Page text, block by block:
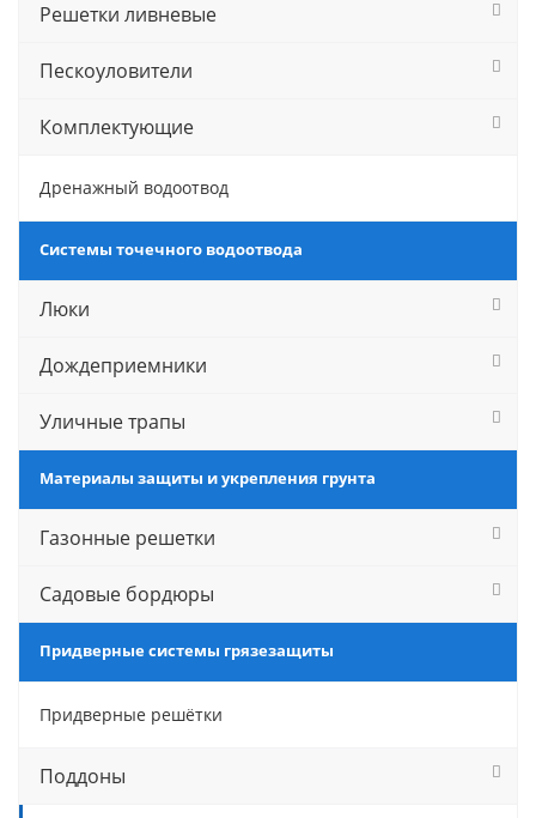
Решетки ливневые
Пескоуловители
Комплектующие
Дренажный водоотвод
Системы точечного водоотвода
Люки
Дождеприемники
Уличные трапы
Материалы защиты и укрепления грунта
Газонные решетки
Садовые бордюры
Придверные системы грязезащиты
Придверные решётки
Поддоны